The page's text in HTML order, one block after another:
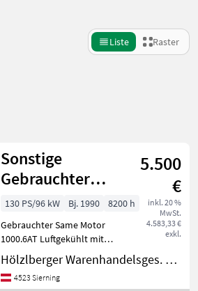
Liste Raster
Land Filter
21
anzeigen
Sonstige
Gebrauchter
Motor Same
5.500
€
inkl. 20 %
MwSt.
4.583,33 €
exkl.
130 PS/96 kW Bj. 1990
8200 h
Gebrauchter Same Motor
1000.6AT Luftgekühlt mit
ca. 8200 für Same Antares
130. Reparatur und
Ersatzteile
Hölzlberger Warenhandelsges. m. b. H.
4523 Sierning